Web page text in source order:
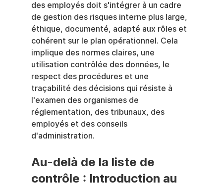
des employés doit s'intégrer à un cadre
de gestion des risques interne plus large,
éthique, documenté, adapté aux rôles et
cohérent sur le plan opérationnel. Cela
implique des normes claires, une
utilisation contrôlée des données, le
respect des procédures et une
traçabilité des décisions qui résiste à
l'examen des organismes de
réglementation, des tribunaux, des
employés et des conseils
d'administration.
Au-delà de la liste de
contrôle : Introduction au